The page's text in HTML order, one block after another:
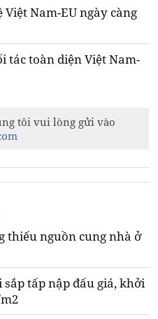
Nam-EU ngày càng
tác toàn diện Việt Nam-
tôi vui lòng gửi vào
thiếu nguồn cung nhà ở
tấp nập đấu giá, khởi